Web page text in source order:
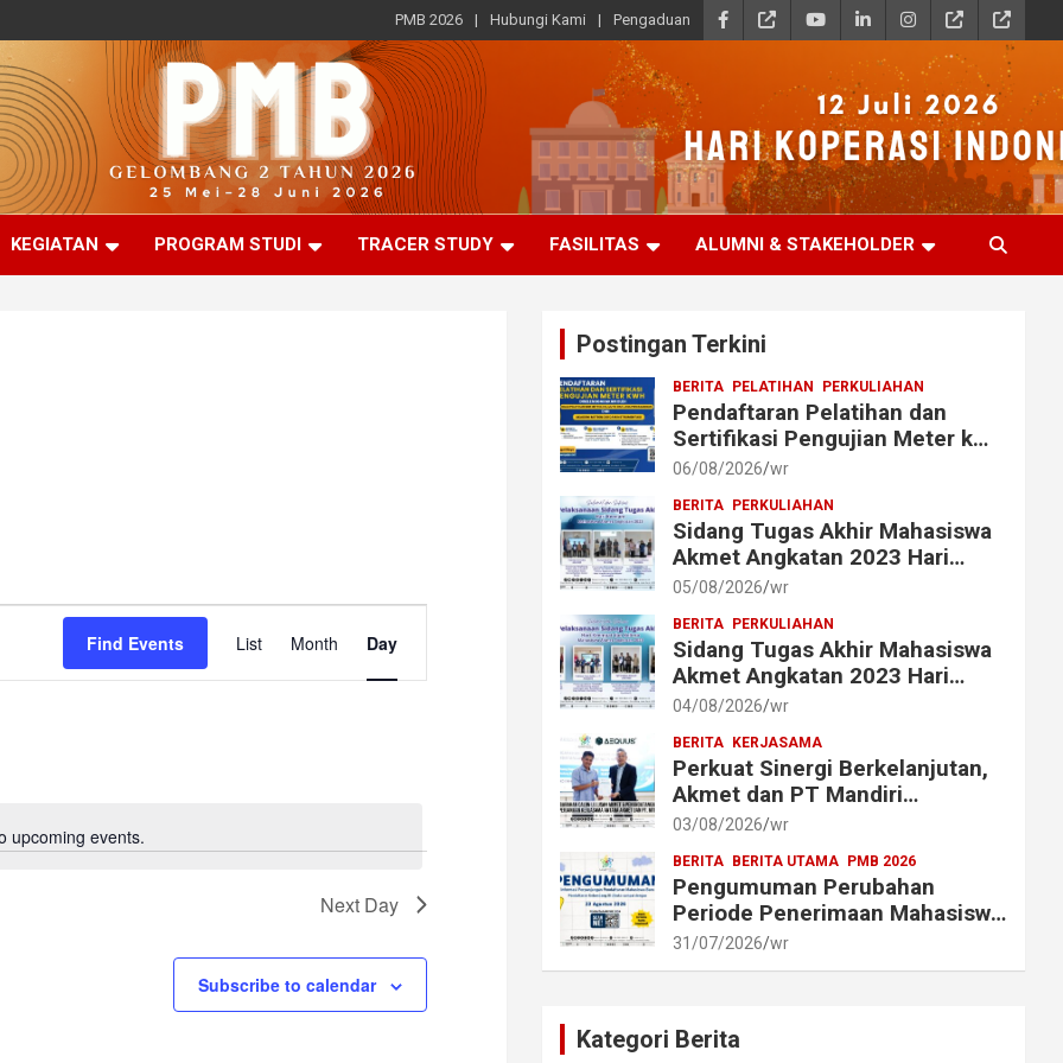
PMB 2026 Hubungi Kami Pengaduan
KEGIATAN PROGRAM STUDI TRACER STUDY FASILITAS ALUMNI & STAKEHOLDER
Nupcoming events.
Find Events
e
w
s
List Month Day
Next Day
Subscribe to calendar
Postingan Terkini
BERITA PELATIHAN PERKULIAHAN
Pendaftaran Pelatihan dan
Sertifikasi Pengujian Meter kWh
bagi Mahasiswa dan Alumni
06/08/2026 wr
BERITA PERKULIAHAN
Sidang Tugas Akhir Mahasiswa
Akmet Angkatan 2023 Hari
Keenam Berlangsung Lancar
05/08/2026 wr
BERITA PERKULIAHAN
Sidang Tugas Akhir Mahasiswa
Akmet Angkatan 2023 Hari
Keempat dan Kelima
04/08/2026 wr
BERITA KERJASAMA
Perkuat Sinergi Berkelanjutan,
Akmet dan PT Mandiri
Transforma Global (MTG)
Kerja Sama
03/08/2026 wr
BERITA BERITA UTAMA PMB 2026
Pengumuman Perubahan
Periode Penerimaan Mahasiswa
Baru Akademi Metrologi dan
Instrumentasi Tahun 2026
31/07/2026 wr
Kategori Berita